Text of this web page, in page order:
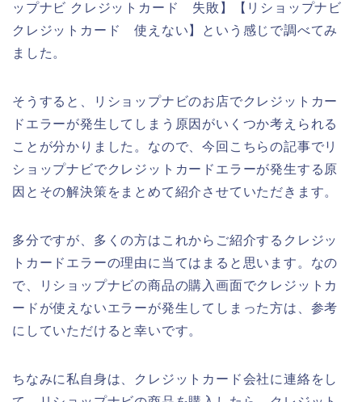
ップナビ クレジットカード 失敗】【リショップナビ
クレジットカード 使えない】という感じで調べてみ
ました。
そうすると、リショップナビのお店でクレジットカー
ドエラーが発生してしまう原因がいくつか考えられる
ことが分かりました。なので、今回こちらの記事でリ
ショップナビでクレジットカードエラーが発生する原
因とその解決策をまとめて紹介させていただきます。
多分ですが、多くの方はこれからご紹介するクレジッ
トカードエラーの理由に当てはまると思います。なの
で、リショップナビの商品の購入画面でクレジットカ
ードが使えないエラーが発生してしまった方は、参考
にしていただけると幸いです。
ちなみに私自身は、クレジットカード会社に連絡をし